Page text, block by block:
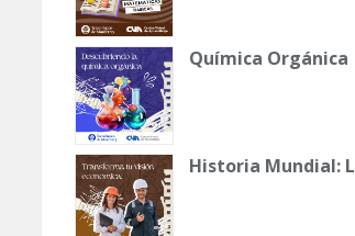
Química Orgánica
Historia Mundial: